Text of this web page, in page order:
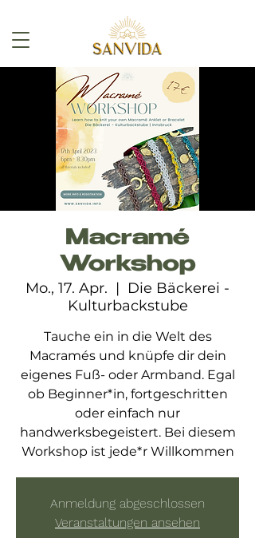
Macramé
Workshop
Mo., 17. Apr.
  |
Die Bäckerei -
Kulturbackstube
Tauche ein in die Welt des
Macramés und knüpfe dir dein
eigenes Fuß- oder Armband. Egal
ob Beginner*in, fortgeschritten
oder einfach nur
handwerksbegeistert. Bei diesem
Workshop ist jede*r Willkommen
Anmeldung abgeschlossen
Veranstaltungen ansehen